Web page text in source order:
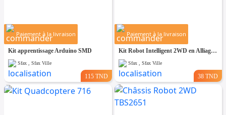
Paiement à la livraison
Kit apprentissage Arduino SMD
Sfax , Sfax Ville
115 TND
Paiement à la livraison
Kit Robot Intelligent 2WD en Alliage d'Aluminium
Sfax , Sfax Ville
38 TND